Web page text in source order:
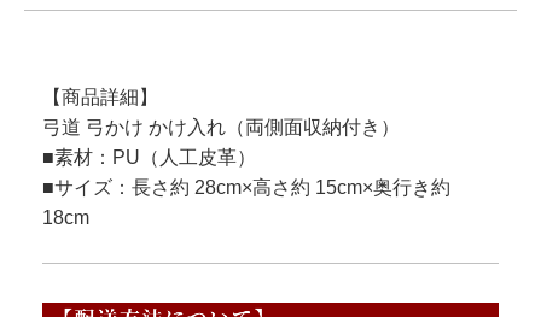
【商品詳細】
弓道 弓かけ かけ入れ（両側面収納付き）
■素材：PU（人工皮革）
■サイズ：長さ約 28cm×高さ約 15cm×奥行き約
18cm